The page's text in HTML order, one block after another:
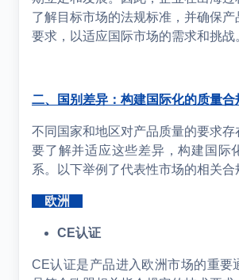
了解目标市场的法规标准，并确保
要求，以适应国际市场的需求和挑战
二、国别差异：构建国际化的质量合
不同国家和地区对产品质量的要求存
要了解并适应这些差异，构建国际
系。以下举例了代表性市场的相关合
欧洲
CE认证
CE认证是产品进入欧洲市场的重要